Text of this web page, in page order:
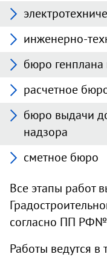
инженерно-
бюро генплана
расчетное
бюро выдачи
надзора
сметное бюро
Все этапы работ
согласно ПП
Работы ведутся